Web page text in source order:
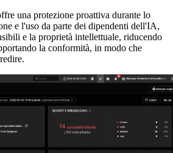
una protezione proattiva durante lo
e l'uso da parte dei dipendenti dell'IA,
e la proprietà intellettuale, riducendo
la conformità, in modo che